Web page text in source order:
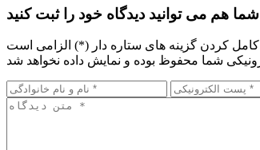
شما هم می توانید دیدگاه خود را ثبت کنید